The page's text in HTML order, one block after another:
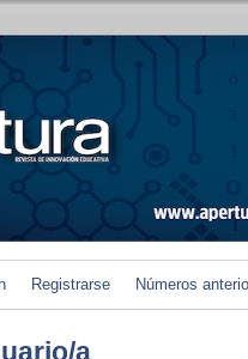
Registrarse Números
a